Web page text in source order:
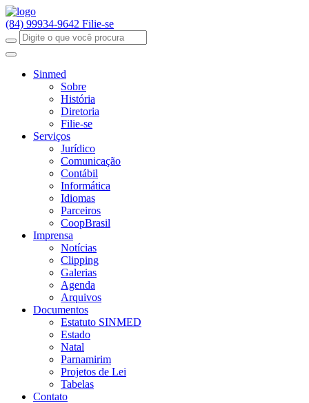
(84) 99934-9642 Filie-se
Sinmed
Sobre
História
Diretoria
Filie-se
Serviços
Jurídico
Comunicação
Contábil
Informática
Idiomas
Parceiros
CoopBrasil
Imprensa
Notícias
Clipping
Galerias
Agenda
Arquivos
Documentos
Estatuto SINMED
Estado
Natal
Parnamirim
Projetos de Lei
Tabelas
Contato